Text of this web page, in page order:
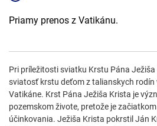
Priamy prenos z Vatikánu.
Pri príležitosti sviatku Krstu Pána
sviatosť krstu deťom z talianskych rodín
Vatikáne. Krst Pána Ježiša Krista je
pozemskom živote, pretože je
účinkovania. Ježiša Krista pokrstil Ján